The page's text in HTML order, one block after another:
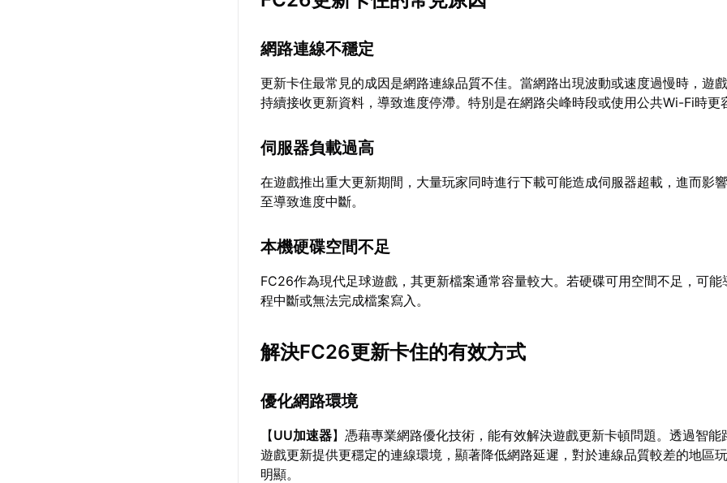
網路連線不穩定
更新卡住最常見的成因是網路連線品質不佳。當網路出現波動或速度過慢時，遊
持續接收更新資料，導致進度停滯。特別是在網路尖峰時段或使用公共Wi-Fi時更
伺服器負載過高
在遊戲推出重大更新期間，大量玩家同時進行下載可能造成伺服器超載，進而影
至導致進度中斷。
本機硬碟空間不足
FC26作為現代足球遊戲，其更新檔案通常容量較大。若硬碟可用空間不足，可能
程中斷或無法完成檔案寫入。
解決FC26更新卡住的有效方式
優化網路環境
【UU加速器】憑藉專業網路優化技術，能有效解決遊戲更新卡頓問題。透過智能
遊戲更新提供更穩定的連線環境，顯著降低網路延遲，對於連線品質較差的地區
明顯。